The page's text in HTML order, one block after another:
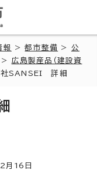
報 >都市整備 > 公
> 広島製産品（建設資
SANSEI 詳細
月 16 日